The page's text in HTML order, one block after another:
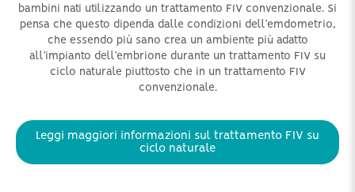
bambini nati utilizzando un trattamento FIV convenzionale. Si
pensa che questo dipenda dalle condizioni dell’emdometrio,
che essendo più sano crea un ambiente più adatto
all’impianto dell’embrione durante un trattamento FIV su
ciclo naturale piuttosto che in un trattamento FIV
convenzionale.
Leggi maggiori informazioni sul trattamento FIV su
ciclo naturale